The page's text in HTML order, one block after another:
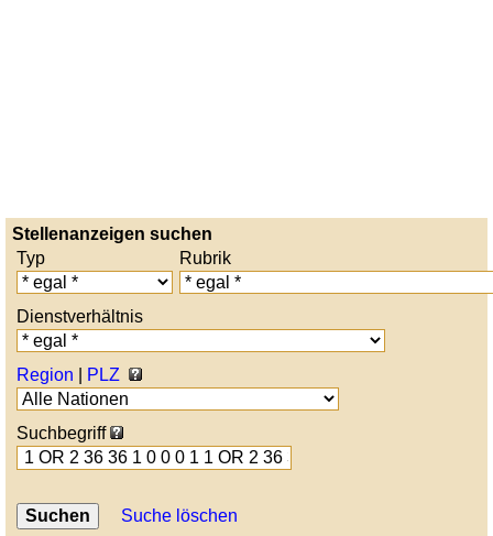
Stellenanzeigen suchen
Typ
Rubrik
Dienstverhältnis
Region PLZ
Suchbegriff
Suche löschen